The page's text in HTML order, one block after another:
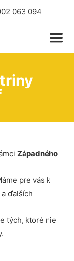
063 094
Západného
pre vás k
ďalších
tých, ktoré nie